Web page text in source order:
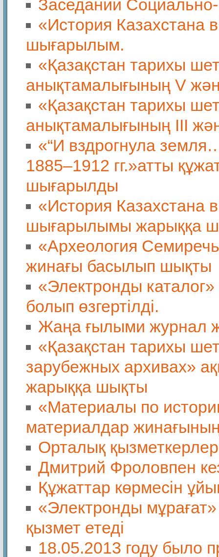
Заседании Социально-
«История Казахстана
шығарылым.
«Қазақстан тарихы
анықтамалығының V
«Қазақстан тарихы
анықтамалығының ІІІ
«“И вздрогнула
1885–1912 гг.»атты
шығарылды
«История Казахстана
шығарылымы жарыққа
«Археология
жинағы басылып шықты
«Электронды
болып өзгертілді.
Жаңа ғылыми журнал
«Қазақстан тарихы
зарубежных архивах»
жарыққа шықты
«Материалы по
материалдар
Орталық
Дмитрий Фроловпен
Құжаттар көрмесін
«Электронды
қызмет етеді
18.05.2013 году было